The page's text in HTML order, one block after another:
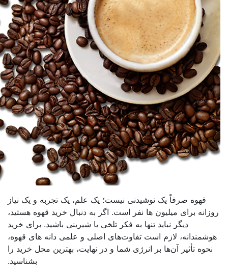
صرفاً یک نوشیدنی نیست؛ یک علم، یک تجربه و یک نیاز
برای میلیون ها نفر است. اگر به دنبال خرید قهوه هستید،
دیگر نباید تنها به فکر تلخی یا شیرینی باشید. برای خرید
لازم است تفاوت‌های اصلی و علمی دانه های قهوه،
تأثیر آن‌ها بر انرژی شما و در نهایت، بهترین محل خرید را
بشناسید.